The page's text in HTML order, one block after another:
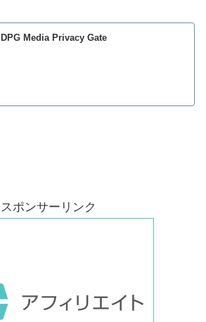
DPG Media Privacy Gate
スポンサーリンク